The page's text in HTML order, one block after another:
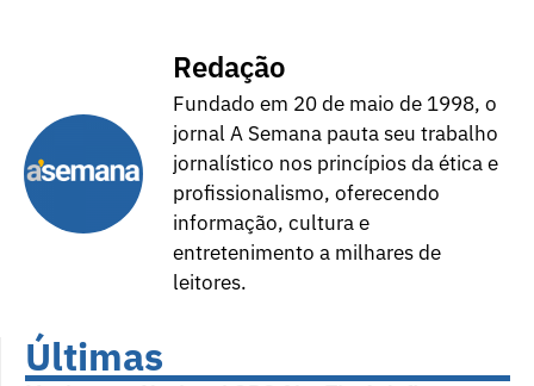
Redação
Fundado em 20 de maio de 1998, o
jornal A Semana pauta seu trabalho
jornalístico nos princípios da ética e
profissionalismo, oferecendo
informação, cultura e
entretenimento a milhares de
leitores.
Últimas